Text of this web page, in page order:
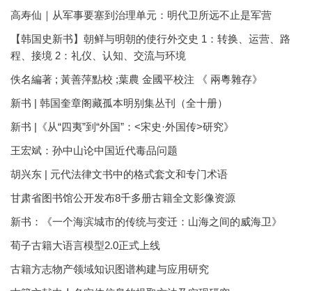
高寿仙｜从军事要塞到治理单元：明代卫所远不止是军营
【韩国史新书】朝鲜与明朝的使行外交史 1：转换、运营、路
程、接境 2：礼仪、认知、交流与环境
佚名編著 ; 黃善萍點校 ;葉農 金國平校注 《 兩粵雜存》
新书 | 韩国奎章阁藏孤本明别集丛刊（全十册）
新书 |《从“四夷”到“外国”：<宋史·外国传>研究》
王宏斌：孙中山论中国近代毒品问题
胡兴东 | 元代法律文书中的格式套文和专门术语
甘肃省图书馆公开发布8千多册古籍全文影像资源
新书：《一个海滨城市的传统与变迁：山海之间的威海卫》
荀子古籍大语言模型2.0正式上线
古籍方志物产领域知识图谱构建与应用研究